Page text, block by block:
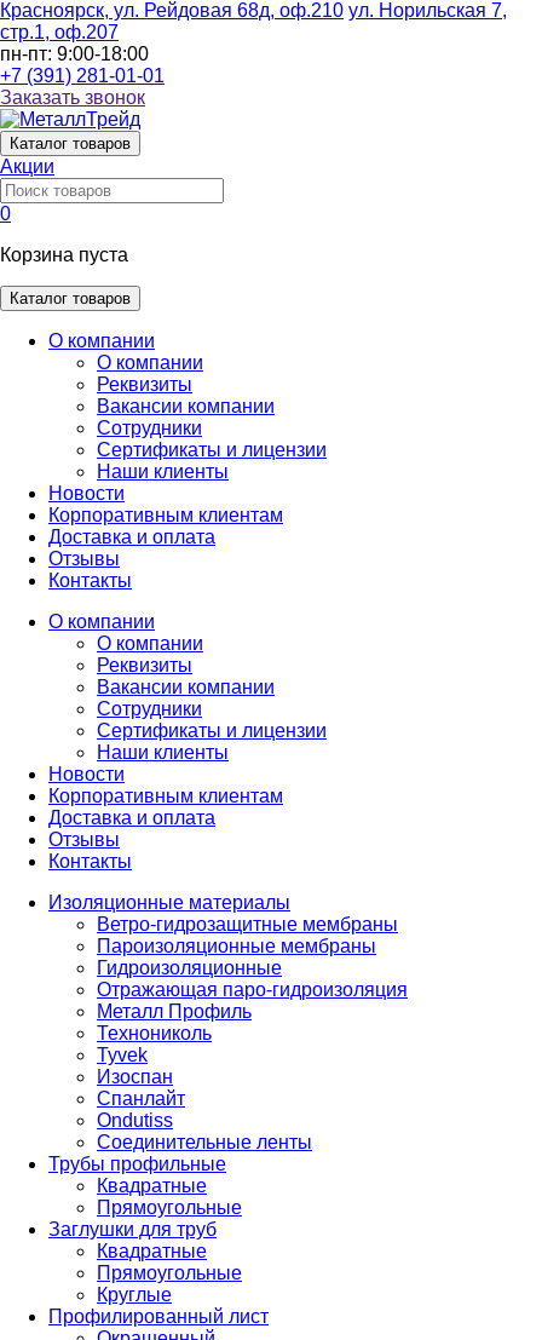
Красноярск, ул. Рейдовая 68д, оф.210 ул. Норильская 7,
стр.1, оф.207
пн-пт: 9:00-18:00
+7 (391) 281-01-01
Заказать звонок
Каталог товаров
Акции
0
Корзина пуста
Каталог товаров
О компании
О компании
Реквизиты
Вакансии компании
Сотрудники
Сертификаты и лицензии
Наши клиенты
Новости
Корпоративным клиентам
Доставка и оплата
Отзывы
Контакты
О компании
О компании
Реквизиты
Вакансии компании
Сотрудники
Сертификаты и лицензии
Наши клиенты
Новости
Корпоративным клиентам
Доставка и оплата
Отзывы
Контакты
Изоляционные материалы
Ветро-гидрозащитные мембраны
Пароизоляционные мембраны
Гидроизоляционные
Отражающая паро-гидроизоляция
Металл Профиль
Технониколь
Tyvek
Изоспан
Спанлайт
Ondutiss
Соединительные ленты
Трубы профильные
Квадратные
Прямоугольные
Заглушки для труб
Квадратные
Прямоугольные
Круглые
Профилированный лист